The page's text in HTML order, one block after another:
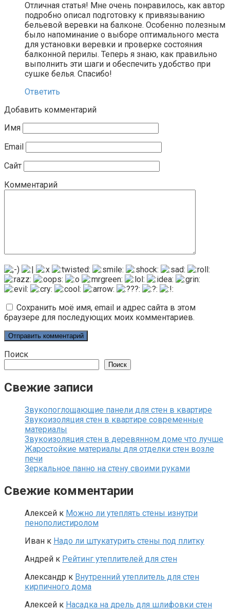
Отличная статья! Мне очень понравилось, как автор
подробно описал подготовку к привязыванию
бельевой веревки на балконе. Особенно полезным
было напоминание о выборе оптимального места
для установки веревки и проверке состояния
балконной перилы. Теперь я знаю, как правильно
выполнить эти шаги и обеспечить удобство при
сушке белья. Спасибо!
Ответить
Добавить комментарий
Имя
Email
Сайт
Комментарий
Сохранить моё имя, email и адрес сайта в этом
браузере для последующих моих комментариев.
Поиск
Поиск
Свежие записи
Звукопоглощающие панели для стен в квартире
Звукоизоляция стен в квартире современные
материалы
Звукоизоляция стен в деревянном доме что лучше
Жаростойкие материалы для отделки стен возле
печи
Зеркальное панно на стену своими руками
Свежие комментарии
Алексей к Можно ли утеплять стены изнутри
пенополистиролом
Иван к Надо ли штукатурить стены под плитку
Андрей к Рейтинг утеплителей для стен
Александр к Внутренний утеплитель для стен
кирпичного дома
Алексей к Насадка на дрель для шлифовки стен